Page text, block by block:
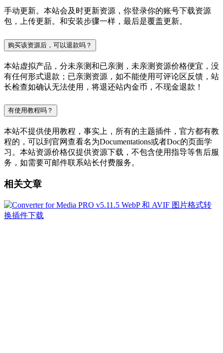
手动更新。本站会及时更新资源，你登录你的账号下载资源
包，上传更新。和安装步骤一样，最后是覆盖更新。
购买该资源后，可以退款吗？
本站虚拟产品，分未亲测和已亲测，未亲测资源价格便宜，没
有任何形式退款；已亲测资源，如不能使用可评论区反馈，站
长检查如确认无法使用，将退还站内金币，不现金退款！
有使用教程吗？
本站不提供使用教程，事实上，所有的主题插件，官方都有教
程的，可以到官网查看名为Documentations或者Doc的页面学
习。本站资源价格仅提供资源下载，不包含使用指导等售后服
务，如需要可邮件联系站长付费服务。
相关文章